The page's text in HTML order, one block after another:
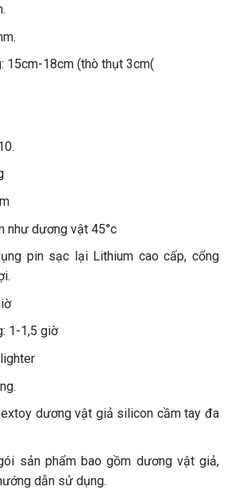
15cm-18cm (thò thụt 3cm(
như dương vật 45°c
pin sạc lại Lithium cao cấp, cổng
1-1,5 giờ
dương vật giả silicon cầm tay đa
sản phẩm bao gồm dương vật giả,
dẫn sử dụng.